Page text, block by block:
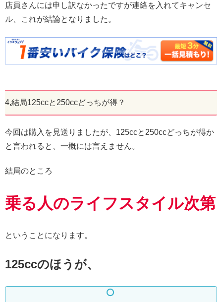
店員さんには申し訳なかったですが連絡を入れてキャンセ
ル、これが結論となりました。
4,結局125ccと250ccどっちが得？
今回は購入を見送りましたが、125ccと250ccどっちが得か
と言われると、一概には言えません。
結局のところ
乗る人のライフスタイル次第
ということになります。
125ccのほうが、